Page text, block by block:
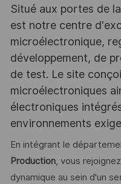
Situé aux portes de
est notre centre
microélectronique,
développement, de
de test. Le site
microélectroniques
électroniques
environnements
En intégrant le
Production, vous
dynamique au sein d'un